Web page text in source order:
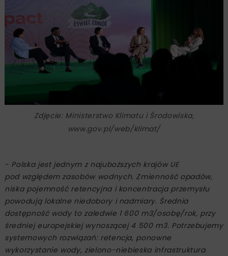
Zdjęcie: Ministerstwo Klimatu i Środowiska,
www.gov.pl/web/klimat/
- Polska jest jednym z najuboższych krajów UE
pod względem zasobów wodnych. Zmienność opadów,
niska pojemność retencyjna i koncentracja przemysłu
powodują lokalne niedobory i nadmiary. Średnia
dostępność wody to zaledwie 1 600 m3/osobę/rok, przy
średniej europejskiej wynoszącej 4 500 m3. Potrzebujemy
systemowych rozwiązań: retencja, ponowne
wykorzystanie wody, zielono-niebieska infrastruktura